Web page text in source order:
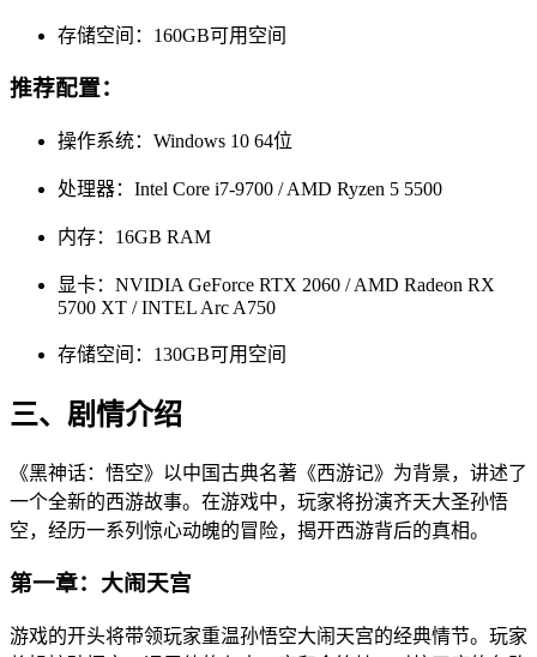
存储空间：160GB可用空间
推荐配置：
操作系统：Windows 10 64位
处理器：Intel Core i7-9700 / AMD Ryzen 5 5500
内存：16GB RAM
显卡：NVIDIA GeForce RTX 2060 / AMD Radeon RX
5700 XT / INTEL Arc A750
存储空间：130GB可用空间
三、剧情介绍
《黑神话：悟空》以中国古典名著《西游记》为背景，讲述了
一个全新的西游故事。在游戏中，玩家将扮演齐天大圣孙悟
空，经历一系列惊心动魄的冒险，揭开西游背后的真相。
第一章：大闹天宫
游戏的开头将带领玩家重温孙悟空大闹天宫的经典情节。玩家